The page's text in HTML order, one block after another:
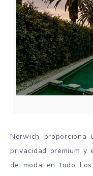
Norwich
privacidad premium
de moda en todo